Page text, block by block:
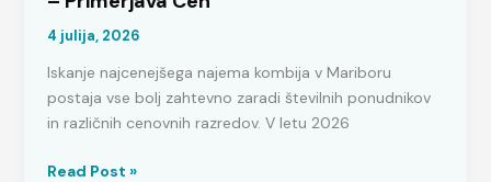
4 julija, 2026
Iskanje najcenejšega najema kombija v Mariboru
postaja vse bolj zahtevno zaradi številnih ponudnikov
in različnih cenovnih razredov. V letu 2026
Najcenejši
Read Post »